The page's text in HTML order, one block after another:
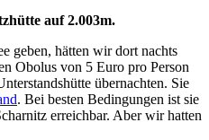
auf 2.003m.
geben, hätten wir dort nachts
Obolus von 5 Euro pro Person
übernachten. Sie
. Bei besten Bedingungen ist sie
erreichbar. Aber wir hatten